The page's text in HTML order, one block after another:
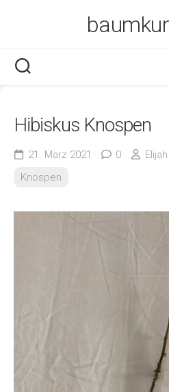
Hibiskus Knospen
21. März 2021 0
Knospen